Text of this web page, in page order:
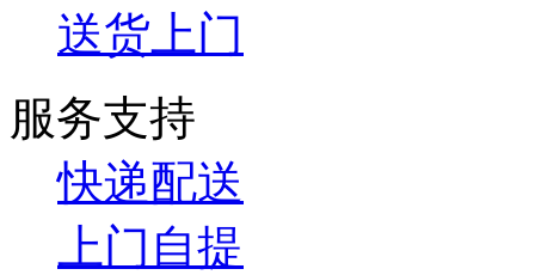
送货上门
服务支持
快递配送
上门自提